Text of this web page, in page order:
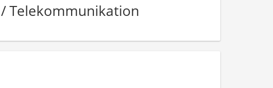
Telekommunikation